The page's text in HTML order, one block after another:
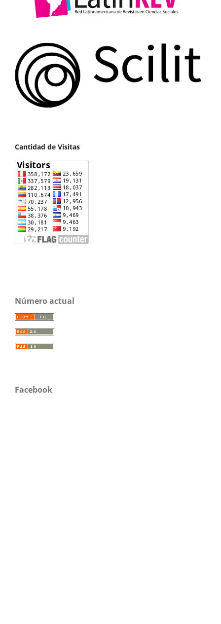
Cantidad de Visitas
Número actual
Facebook